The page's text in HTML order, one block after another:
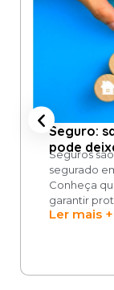
Seguro:
pode
Seguros
segurado
Conheça
garantir
Ler mais +